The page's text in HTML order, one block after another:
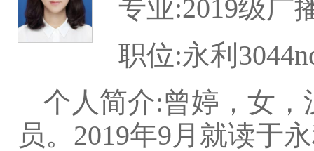
专业:2019级广
职位:永利
个人简介:曾婷，女，
员。2019年9月就读于